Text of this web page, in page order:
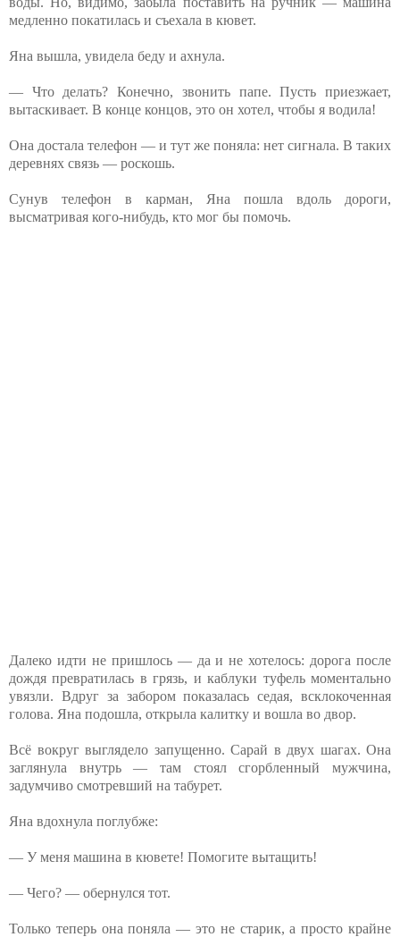
медленно покатилась и съехала в кювет.
Яна вышла, увидела беду и ахнула.
— Что делать? Конечно, звонить папе. Пусть приезжает,
вытаскивает. В конце концов, это он хотел, чтобы я водила!
Она достала телефон — и тут же поняла: нет сигнала. В таких
деревнях связь — роскошь.
Сунув телефон в карман, Яна пошла вдоль дороги,
высматривая кого-нибудь, кто мог бы помочь.
Далеко идти не пришлось — да и не хотелось: дорога после
дождя превратилась в грязь, и каблуки туфель моментально
увязли. Вдруг за забором показалась седая, всклокоченная
голова. Яна подошла, открыла калитку и вошла во двор.
Всё вокруг выглядело запущенно. Сарай в двух шагах. Она
заглянула внутрь — там стоял сгорбленный мужчина,
задумчиво смотревший на табурет.
Яна вдохнула поглубже:
— У меня машина в кювете! Помогите вытащить!
— Чего? — обернулся тот.
Только теперь она поняла — это не старик, а просто крайне